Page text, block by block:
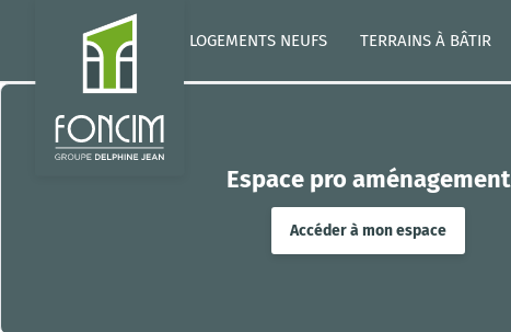
LOGEMENTS NEUFS TERRAINS À BÂTIR
Espace pro aménagement
Accéder à mon espace